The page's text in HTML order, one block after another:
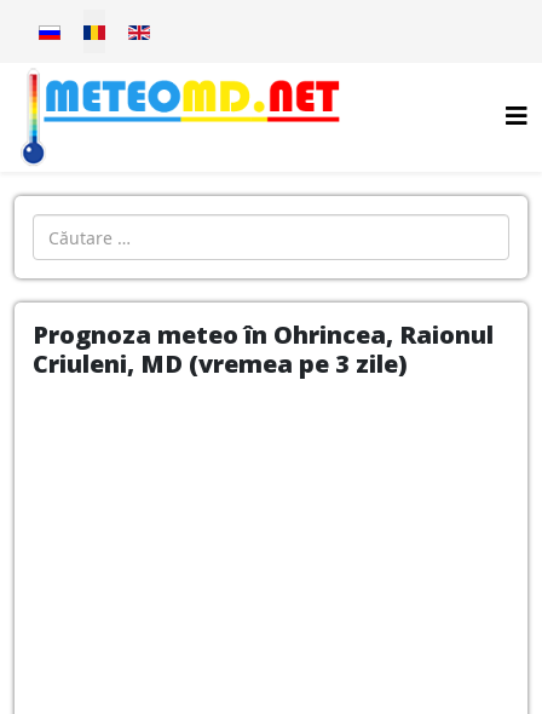
Selectați limba dvs
Introdu localitatea:
Prognoza meteo în Ohrincea, Raionul
Criuleni, MD (vremea pe 3 zile)